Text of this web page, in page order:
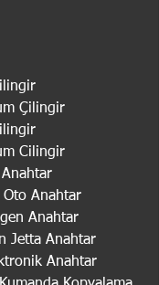
Çilingir
Cilingir
Oto Anahtar
Anahtar
Jetta Anahtar
Anahtar